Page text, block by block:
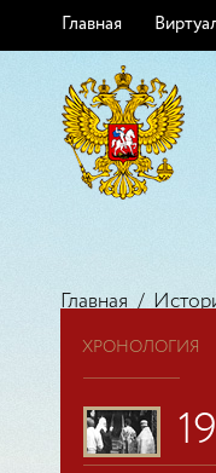
Главная
Главная /
ХРОНОЛОГИЯ